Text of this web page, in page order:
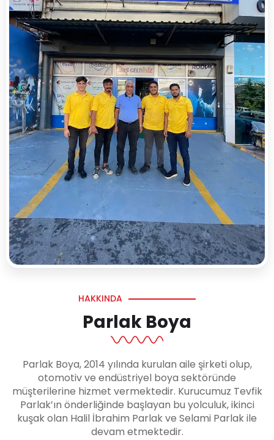
HAKKINDA
Parlak Boya
Parlak Boya, 2014 yılında kurulan aile şirketi olup,
otomotiv ve endüstriyel boya sektöründe
müşterilerine hizmet vermektedir. Kurucumuz Tevfik
Parlak’ın önderliğinde başlayan bu yolculuk, ikinci
kuşak olan Halil İbrahim Parlak ve Selami Parlak ile
devam etmektedir.